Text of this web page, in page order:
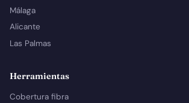
Málaga
Alicante
Las Palmas
Herramientas
Cobertura fibra